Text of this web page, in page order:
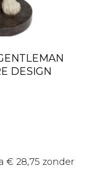
DESIGN
€ 28,75 zonder